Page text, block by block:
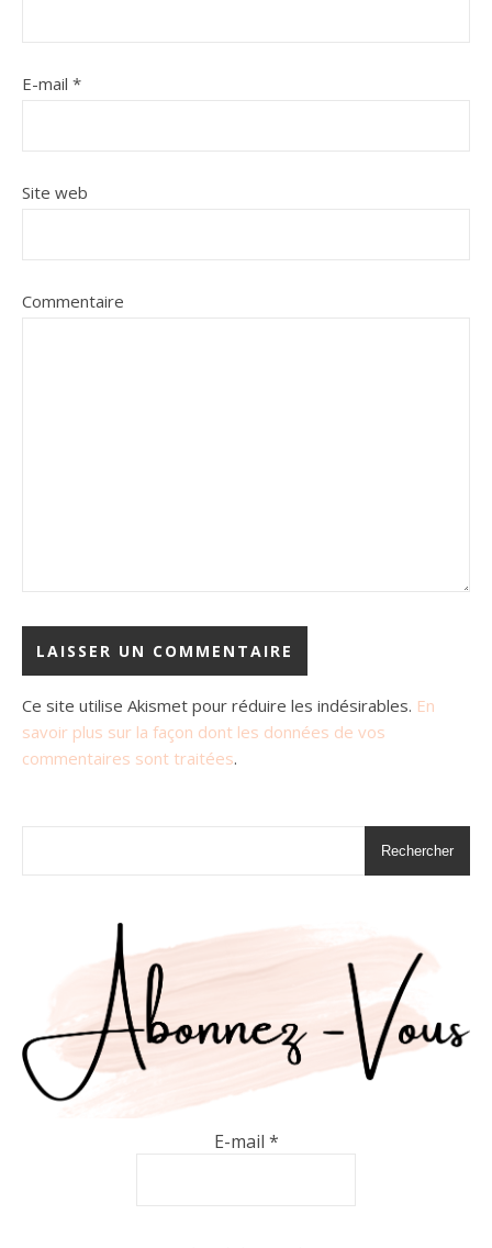
E-mail *
Site web
Commentaire
Ce site utilise Akismet pour réduire les indésirables. En
savoir plus sur la façon dont les données de vos
commentaires sont traitées.
Rechercher
E-mail *